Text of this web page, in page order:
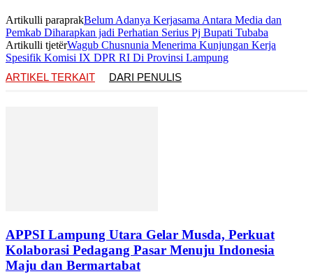
Artikulli paraprakBelum Adanya Kerjasama Antara Media dan
Pemkab Diharapkan jadi Perhatian Serius Pj Bupati Tubaba
Artikulli tjetërWagub Chusnunia Menerima Kunjungan Kerja
Spesifik Komisi IX DPR RI Di Provinsi Lampung
ARTIKEL TERKAIT
DARI PENULIS
APPSI Lampung Utara Gelar Musda, Perkuat
Kolaborasi Pedagang Pasar Menuju Indonesia
Maju dan Bermartabat